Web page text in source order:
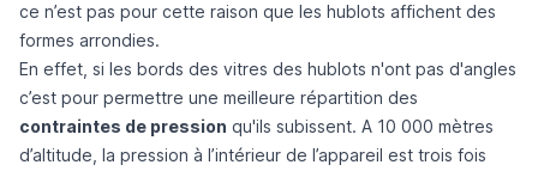
ce n’est pas pour cette raison que les hublots affichent des
formes arrondies.
En effet, si les bords des vitres des hublots n'ont pas d'angles
c’est pour permettre une meilleure répartition des
contraintes de pression qu'ils subissent. A 10 000 mètres
d’altitude, la pression à l’intérieur de l’appareil est trois fois